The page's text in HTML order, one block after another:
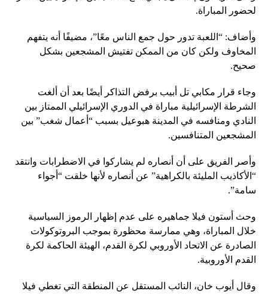
لحضور المباراة.
وأضاف: “اللعبة تدور حول جمع الناس معًا”، مضيفًا أنه يتفهم
المخاوف ولكن كان من الممكن تفتيش المشجعين بشكل
صحيح.
وجاء قرار مكابي تل أبيب برفض التذاكر أيضًا بعد أن ألغت
الشرطة الإسرائيلية مباراة في الدوري الإسرائيلي الممتاز بين
النادي ومنافسه في المدينة هبوعيل بسبب “أعمال شغب” بين
المشجعين المتنافسين.
وأصر الفريق على أن أنصاره لم يشاركوا في الاضطرابات وانتقد
“الأكاذيب المليئة بالكراهية” عن أنصاره لأنها خلقت “أجواء
سامة”.
وحث أستون فيلا جماهيره على عدم إظهار الرموز السياسية
خلال المباراة، وهي ممارسة محظورة بموجب البروتوكولات
الصادرة عن الاتحاد الأوروبي لكرة القدم، الهيئة الحاكمة لكرة
القدم الأوروبية.
وقال أيوب خان، النائب المستقل عن المنطقة التي تغطي فيلا